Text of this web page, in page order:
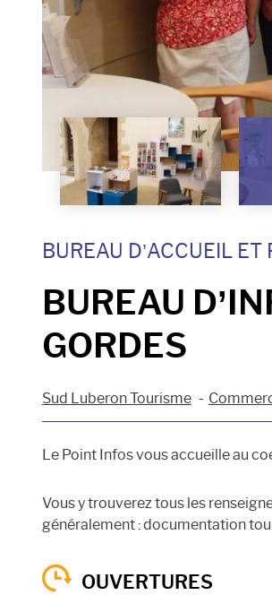
BUREAU D’ACCUEIL
BUREAU
GORDES
Sud Luberon Tourisme
Le Point Infos vous accueille au
Vous y trouverez tous les
généralement : documentation
OUVERTURES